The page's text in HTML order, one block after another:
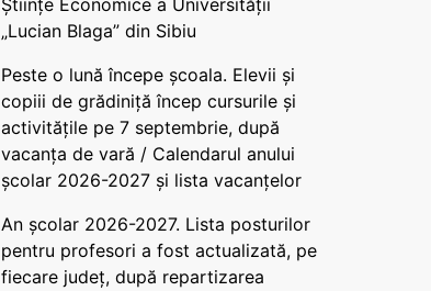
Științe Economice a Universității
„Lucian Blaga” din Sibiu
Peste o lună începe școala. Elevii și
copiii de grădiniță încep cursurile și
activitățile pe 7 septembrie, după
vacanța de vară / Calendarul anului
școlar 2026-2027 și lista vacanțelor
An școlar 2026-2027. Lista posturilor
pentru profesori a fost actualizată, pe
fiecare județ, după repartizarea